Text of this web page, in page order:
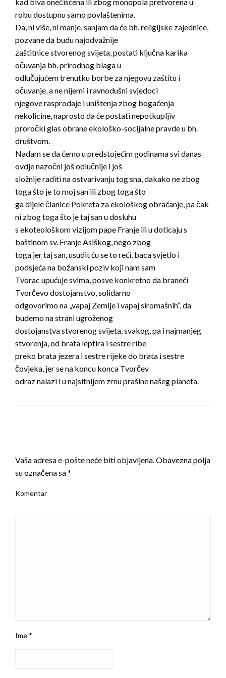
robu dostupnu samo povlaštenima.
Da, ni više, ni manje, sanjam da će bh. religijske zajednice,
pozvane da budu najodvažnije
zaštitnice stvorenog svijeta, postati ključna karika
očuvanja bh. prirodnog blaga u
odlučujućem trenutku borbe za njegovu zaštitu i
očuvanje, a ne nijemi i ravnodušni svjedoci
njegove rasprodaje i uništenja zbog bogaćenja
nekolicine, naprosto da će postati nepotkupljiv
proročki glas obrane ekološko-socijalne pravde u bh.
društvom.
Nadam se da ćemo u predstojećim godinama svi danas
ovdje nazočni još odlučnije i još
složnije raditi na ostvarivanju tog sna, dakako ne zbog
toga što je to moj san ili zbog toga što
ga dijele članice Pokreta za ekološkog obraćanje, pa čak
ni zbog toga što je taj san u dosluhu
s ekoteološkom vizijom pape Franje ili u doticaju s
baštinom sv. Franje Asiškog, nego zbog
toga jer taj san, usudit ću se to reći, baca svjetlo i
podsjeća na božanski poziv koji nam sam
Tvorac upućuje svima, posve konkretno da braneći
Tvorčevo dostojanstvo, solidarno
odgovorimo na „vapaj Zemlje i vapaj siromašnih“, da
budemo na strani ugroženog
dostojanstva stvorenog svijeta, svakog, pa i najmanjeg
stvorenja, od brata leptira i sestre ribe
preko brata jezera i sestre rijeke do brata i sestre
čovjeka, jer se na koncu konca Tvorčev
odraz nalazi i u najsitnijem zrnu prašine našeg planeta.
Vaša adresa e-pošte neće biti objavljena. Obavezna polja
su označena sa*
Komentar
Ime *